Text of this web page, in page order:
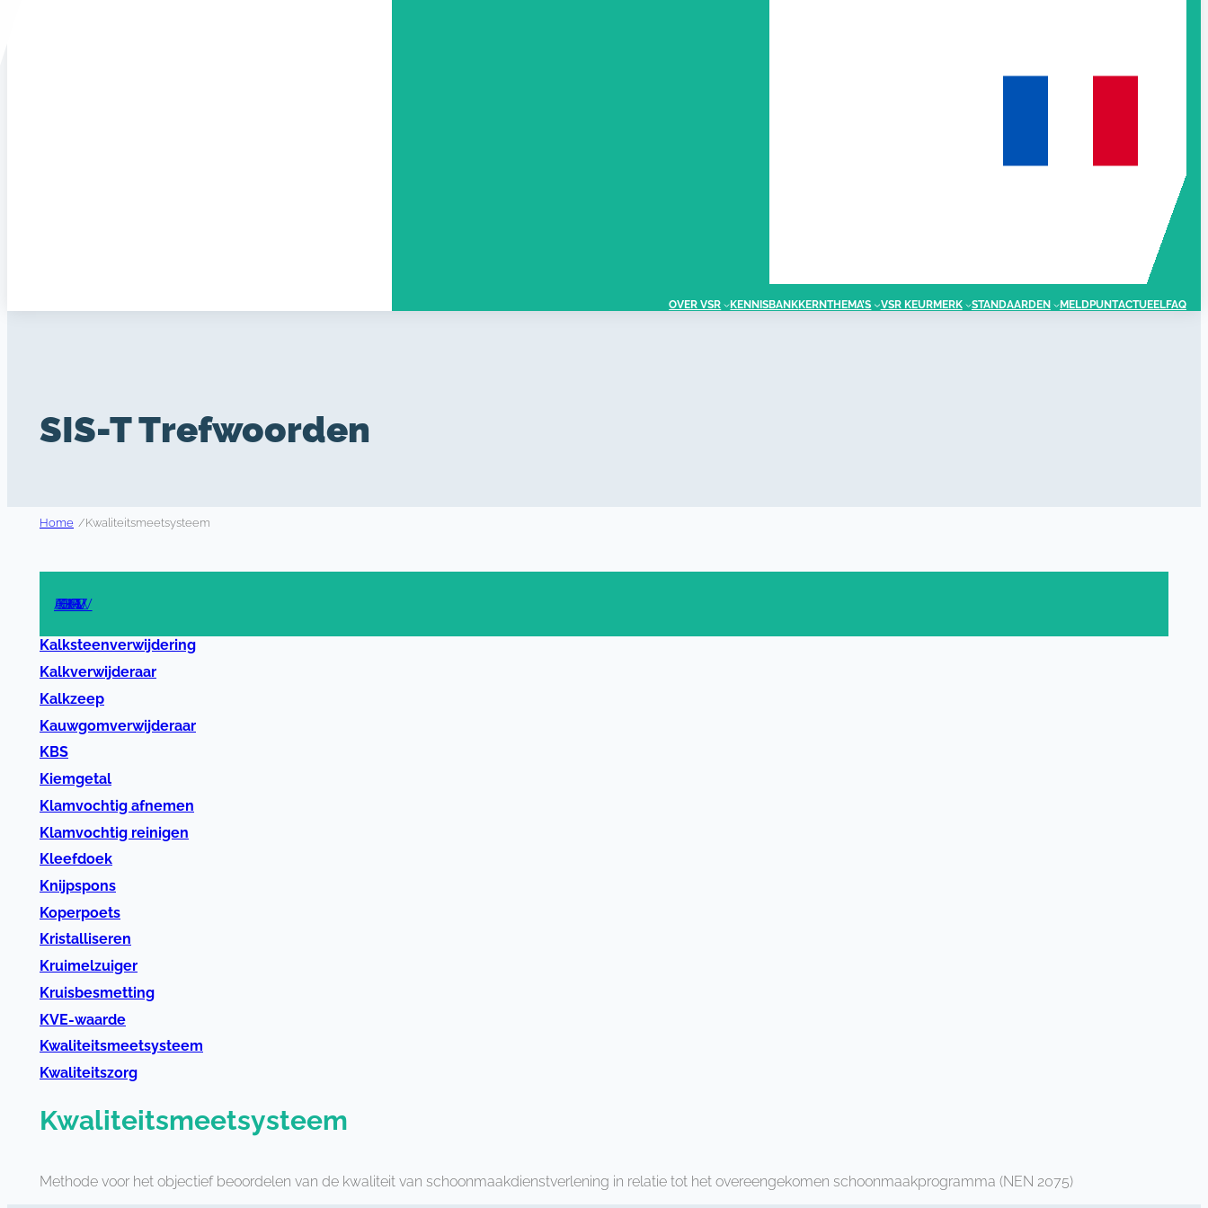
OVER VSR KENNISBANKKERNTHEMA’S VSR KEURMERK STANDAARDEN MELDPUNTACTUEELFAQ
SIS-T Trefwoorden
Home /Kwaliteitsmeetsysteem
A
B
C
D
E
F
G
H
IJ
K
L
M
N
O
P
R
S
T
U
V
W
Z
Kalksteenverwijdering
Kalkverwijderaar
Kalkzeep
Kauwgomverwijderaar
KBS
Kiemgetal
Klamvochtig afnemen
Klamvochtig reinigen
Kleefdoek
Knijpspons
Koperpoets
Kristalliseren
Kruimelzuiger
Kruisbesmetting
KVE-waarde
Kwaliteitsmeetsysteem
Kwaliteitszorg
Kwaliteitsmeetsysteem
Methode voor het objectief beoordelen van de kwaliteit van schoonmaakdienstverlening in relatie tot het overeengekomen schoonmaakprogramma (NEN 2075)